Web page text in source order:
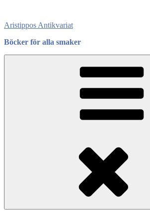
content
Aristippos Antikvariat
Böcker för alla smaker